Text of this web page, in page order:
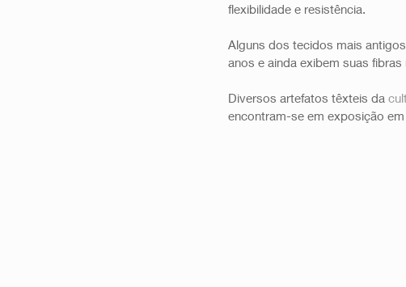
flexibilidade e resistência.
Alguns dos tecidos mais
anos e ainda exibem suas
Diversos artefatos têxteis da
encontram-se em exposição